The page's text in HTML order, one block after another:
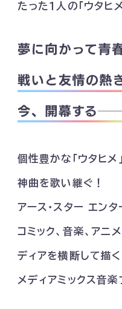
たった１人の「ウタヒ
個性豊かな「ウタヒメ
神曲を歌い継ぐ！
アース・スター エン
コミック、音楽、アニ
ディアを横断して描く
メディアミックス音楽